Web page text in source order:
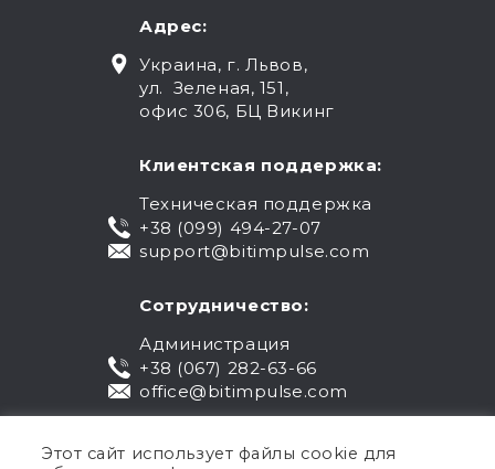
Адрес:
Украина, г. Львов,
ул. Зеленая, 151,
офис 306, БЦ Викинг
Клиентская поддержка:
Техническая поддержка
+38 (099) 494-27-07
support@bitimpulse.com
Сотрудничество:
Администрация
+38 (067) 282-63-66
office@bitimpulse.com
Этот сайт использует файлы cookie для